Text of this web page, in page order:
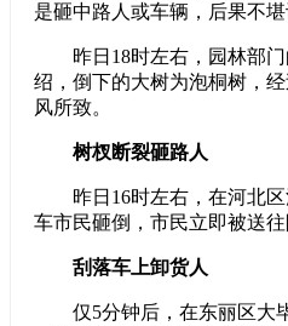
是砸中路人或车辆，后果不
昨日18时左右，园林部门
绍，倒下的大树为泡桐树，
风所致。
树杈断裂砸路人
昨日16时左右，在河北区
车市民砸倒，市民立即被送往
刮落车上卸货人
仅5分钟后，在东丽区大毕